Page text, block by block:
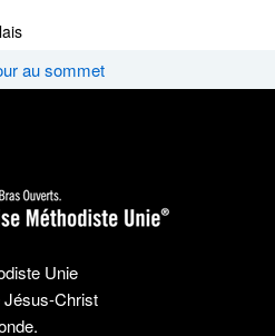
au sommet
Unie
Jésus-Christ